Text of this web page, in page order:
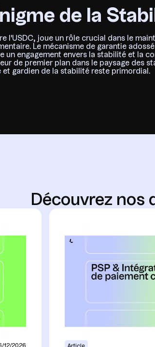
de la
l'USDC, joue un rôle crucial dans le
Le mécanisme de garantie
un engagement envers la stabilité et la
de premier plan dans le paysage des
gardien de la stabilité reste primordial.
Découvrez nos
12/2026